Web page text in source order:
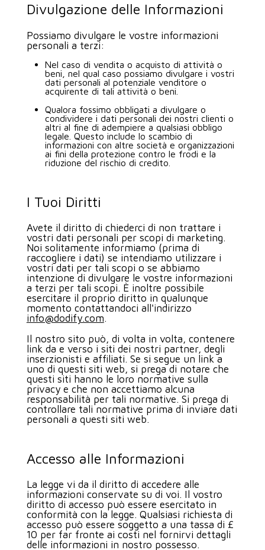
Divulgazione delle Informazioni
Possiamo divulgare le vostre informazioni
personali a terzi:
Nel caso di vendita o acquisto di attività o
beni, nel qual caso possiamo divulgare i vostri
dati personali al potenziale venditore o
acquirente di tali attività o beni.
Qualora fossimo obbligati a divulgare o
condividere i dati personali dei nostri clienti o
altri al fine di adempiere a qualsiasi obbligo
legale. Questo include lo scambio di
informazioni con altre società e organizzazioni
ai fini della protezione contro le frodi e la
riduzione del rischio di credito.
I Tuoi Diritti
Avete il diritto di chiederci di non trattare i
vostri dati personali per scopi di marketing.
Noi solitamente informiamo (prima di
raccogliere i dati) se intendiamo utilizzare i
vostri dati per tali scopi o se abbiamo
intenzione di divulgare le vostre informazioni
a terzi per tali scopi. È inoltre possibile
esercitare il proprio diritto in qualunque
momento contattandoci all'indirizzo
info@dodify.com.
Il nostro sito può, di volta in volta, contenere
link da e verso i siti dei nostri partner, degli
inserzionisti e affiliati. Se si segue un link a
uno di questi siti web, si prega di notare che
questi siti hanno le loro normative sulla
privacy e che non accettiamo alcuna
responsabilità per tali normative. Si prega di
controllare tali normative prima di inviare dati
personali a questi siti web.
Accesso alle Informazioni
La legge vi da il diritto di accedere alle
informazioni conservate su di voi. Il vostro
diritto di accesso può essere esercitato in
conformità con la legge. Qualsiasi richiesta di
accesso può essere soggetto a una tassa di £
10 per far fronte ai costi nel fornirvi dettagli
delle informazioni in nostro possesso.